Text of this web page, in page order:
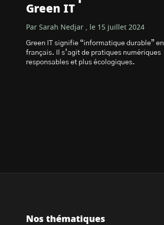
Green IT
Par Sarah Nedjar , le 15 juillet 2024
Green IT signifie “informatique durable” en
français. Il s’agit de pratiques numériques
responsables et plus écologiques.
Nos thématiques